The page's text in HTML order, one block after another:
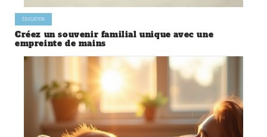
ÉDUCATION
Créez un souvenir familial unique avec une
empreinte de mains